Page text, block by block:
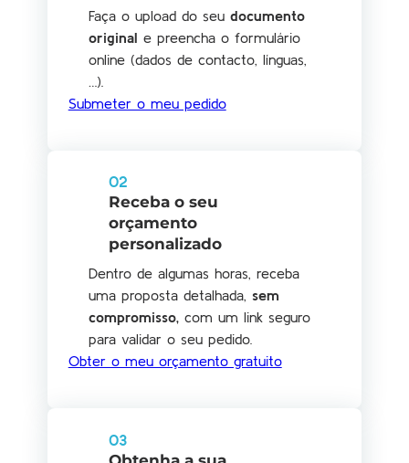
Faça o upload do seu documento
original e preencha o formulário
online (dados de contacto, línguas,
…).
Submeter o meu pedido
02
Receba o seu
orçamento
personalizado
Dentro de algumas horas, receba
uma proposta detalhada, sem
compromisso, com um link seguro
para validar o seu pedido.
Obter o meu orçamento gratuito
03